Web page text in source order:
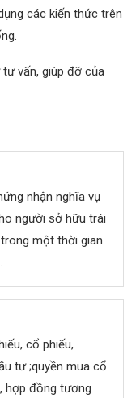
các kiến thức trên
vấn, giúp đỡ của
nhận nghĩa vụ
người sở hữu trái
một thời gian
cổ phiếu,
tư ;quyền mua cổ
hợp đồng tương